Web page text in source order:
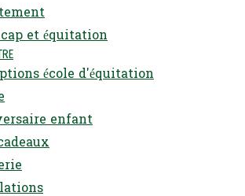
et équitation
école d'équitation
enfant